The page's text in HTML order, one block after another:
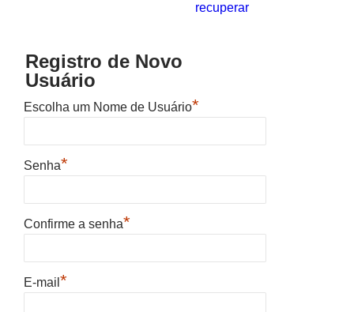
recuperar
Registro de Novo
Usuário
Escolha um Nome de Usuário*
Senha*
Confirme a senha*
E-mail*